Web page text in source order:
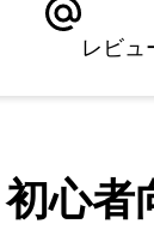
レビュ
心者